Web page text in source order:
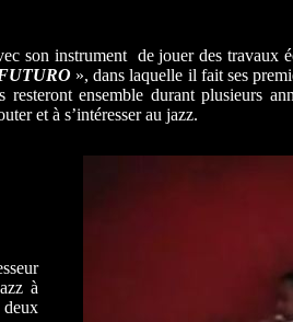
son instrument de jouer des
», dans laquelle il fait ses
ensemble durant plusieurs
et à s’intéresser au jazz.
à
deux